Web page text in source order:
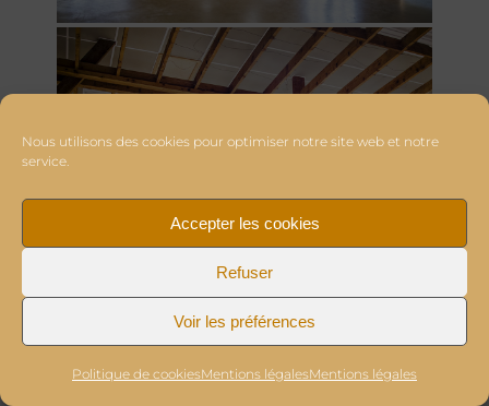
Nous utilisons des cookies pour optimiser notre site web et notre
service.
Accepter les cookies
Refuser
Voir les préférences
Politique de cookiesMentions légalesMentions légales